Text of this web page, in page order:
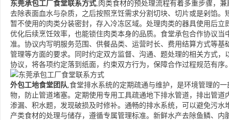
东莞承包工厂食堂联系方式,肉类食材的预处理流程有着多重步骤，
去除表面血水与杂质，之后按照烹饪需求分割切块、切片或是剁馅
暂不使用的肉类分装密封，存入冷冻区域。处理肉类的器具使用后
优化后续烹饪效率，也能锁住肉类本身的品质。食堂承包合作协议
准。协议内写明服务范围、供餐品类、运营时长、费用结算方式等
管理等方面的要求。同时约定双方监督、沟通、题处理的相关方式
协议，将各项约定落到纸面，约束双方行为，保障合作过程规范有序
外包工地食堂团队,食堂排水系统的定期疏通与维护，是环境管理的
物，防止管道堵塞。定期使用专用工具疏通地下排水管道，排出管
渗漏、积水题，发现破损及时修补。通畅的排水系统，可以避免污
产类食材的处理与储存，遵循专属管理标准。新鲜水产去除鱼鳞、